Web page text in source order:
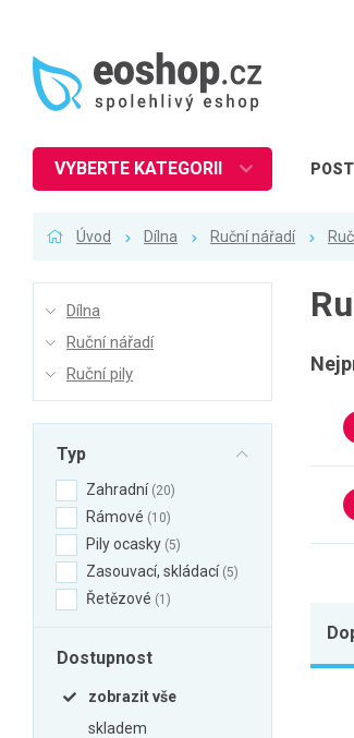
VYBERTE KATEGORII
Koupelna
Zahrada
Balkon a terasa
Dílna
Auto-moto
Úvod Dílna Ruční nářadí
Dílna
Ruční nářadí
Ruční pily
Typ
Zahradní 20
Rámové 10
Pily ocasky 5
Zasouvací, skládací 5
Řetězové 1
Dostupnost
zobrazit vše
skladem